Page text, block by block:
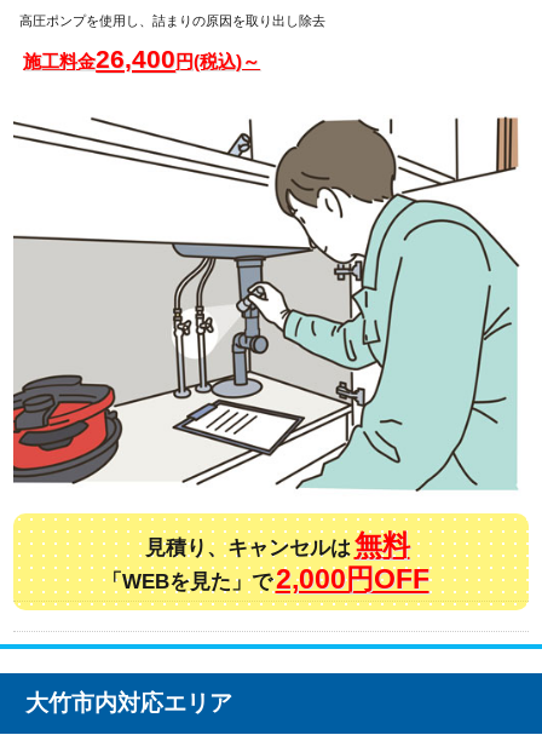
高圧ポンプを使用し、詰まりの原因を取り出し除去
施工料金26,400円(税込)～
見積り、キャンセルは 無料
「WEBを見た」で2,000円OFF
大竹市内対応エリア